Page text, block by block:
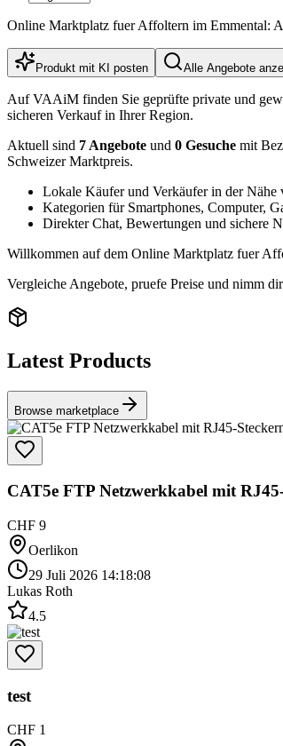
Online Marktplatz fuer Affoltern im Emmental:
Produkt mit KI posten Alle Angebote
Auf VAAiM finden Sie geprüfte private und
sicheren Verkauf in Ihrer Region.
Aktuell sind 7 Angebote und 0 Gesuche mit
Schweizer Marktpreis.
Lokale Käufer und Verkäufer in der
Kategorien für Smartphones, Computer,
Direkter Chat, Bewertungen und sichere
Willkommen auf dem Online Marktplatz fuer
Vergleiche Angebote, pruefe Preise und nimm
Latest Products
Browse marketplace
CAT5e FTP Netzwerkkabel mit
CHF 9
Oerlikon
29 Juli 2026 14:18:08
Lukas Roth
4.5
test
CHF 1